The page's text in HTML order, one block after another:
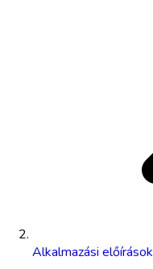
Alkalmazási előírások